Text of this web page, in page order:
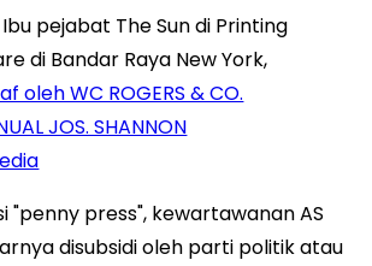
pejabat The Sun di Printing
di Bandar Raya New York,
oleh WC ROGERS & CO.
JOS. SHANNON
"penny press", kewartawanan AS
disubsidi oleh parti politik atau